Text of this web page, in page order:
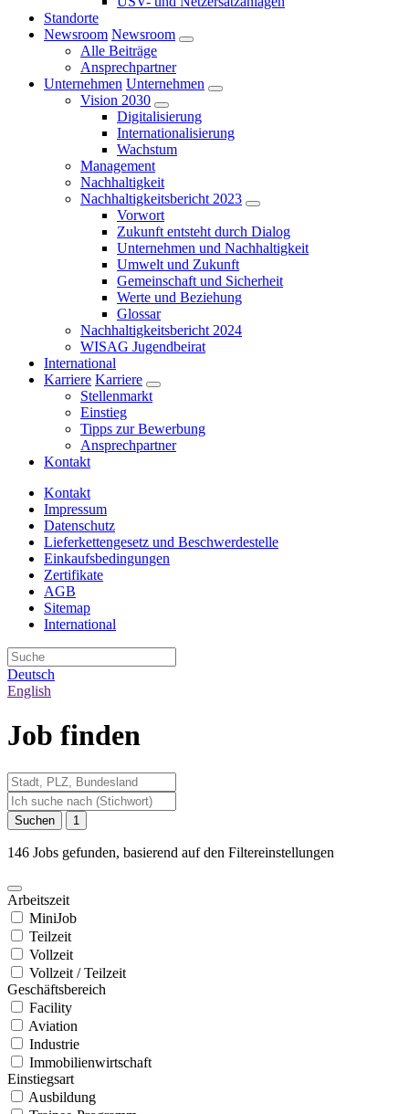
Standorte
Newsroom Newsroom
Alle Beiträge
Ansprechpartner
Unternehmen Unternehmen
Vision 2030
Digitalisierung
Internationalisierung
Wachstum
Management
Nachhaltigkeit
Nachhaltigkeitsbericht 2023
Vorwort
Zukunft entsteht durch Dialog
Unternehmen und Nachhaltigkeit
Umwelt und Zukunft
Gemeinschaft und Sicherheit
Werte und Beziehung
Glossar
Nachhaltigkeitsbericht 2024
WISAG Jugendbeirat
International
Karriere Karriere
Stellenmarkt
Einstieg
Tipps zur Bewerbung
Ansprechpartner
Kontakt
Kontakt
Impressum
Datenschutz
Lieferkettengesetz und Beschwerdestelle
Einkaufsbedingungen
Zertifikate
AGB
Sitemap
International
Deutsch
English
Job finden
Suchen 1
146 Jobs gefunden, basierend auf den Filtereinstellungen
Arbeitszeit
MiniJob
Teilzeit
Vollzeit
Vollzeit / Teilzeit
Geschäftsbereich
Facility
Aviation
Industrie
Immobilienwirtschaft
Einstiegsart
Ausbildung